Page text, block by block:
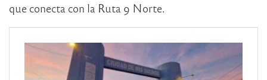
que conecta con la Ruta 9 Norte.